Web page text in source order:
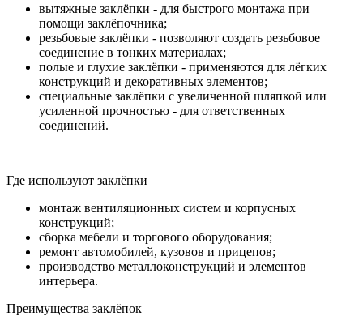
вытяжные заклёпки - для быстрого монтажа при
помощи заклёпочника;
резьбовые заклёпки - позволяют создать резьбовое
соединение в тонких материалах;
полые и глухие заклёпки - применяются для лёгких
конструкций и декоративных элементов;
специальные заклёпки с увеличенной шляпкой или
усиленной прочностью - для ответственных
соединений.
Где используют заклёпки
монтаж вентиляционных систем и корпусных
конструкций;
сборка мебели и торгового оборудования;
ремонт автомобилей, кузовов и прицепов;
производство металлоконструкций и элементов
интерьера.
Преимущества заклёпок